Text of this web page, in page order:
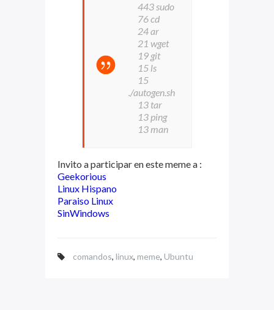
443 sudo
76 cd
24 ar
21 wget
19 git
15 ls
15
./autogen.sh
13 tar
13 ping
13 man
Invito a participar en este meme a :
Geekorious
Linux Hispano
Paraiso Linux
SinWindows
comandos, linux, meme, Ubuntu